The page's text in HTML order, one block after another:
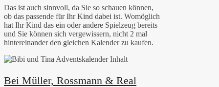
Das ist auch sinnvoll, da Sie so schauen können,
ob das passende für Ihr Kind dabei ist. Womöglich
hat Ihr Kind das ein oder andere Spielzeug bereits
und Sie können sich vergewissern, nicht 2 mal
hintereinander den gleichen Kalender zu kaufen.
Bei Müller, Rossmann & Real